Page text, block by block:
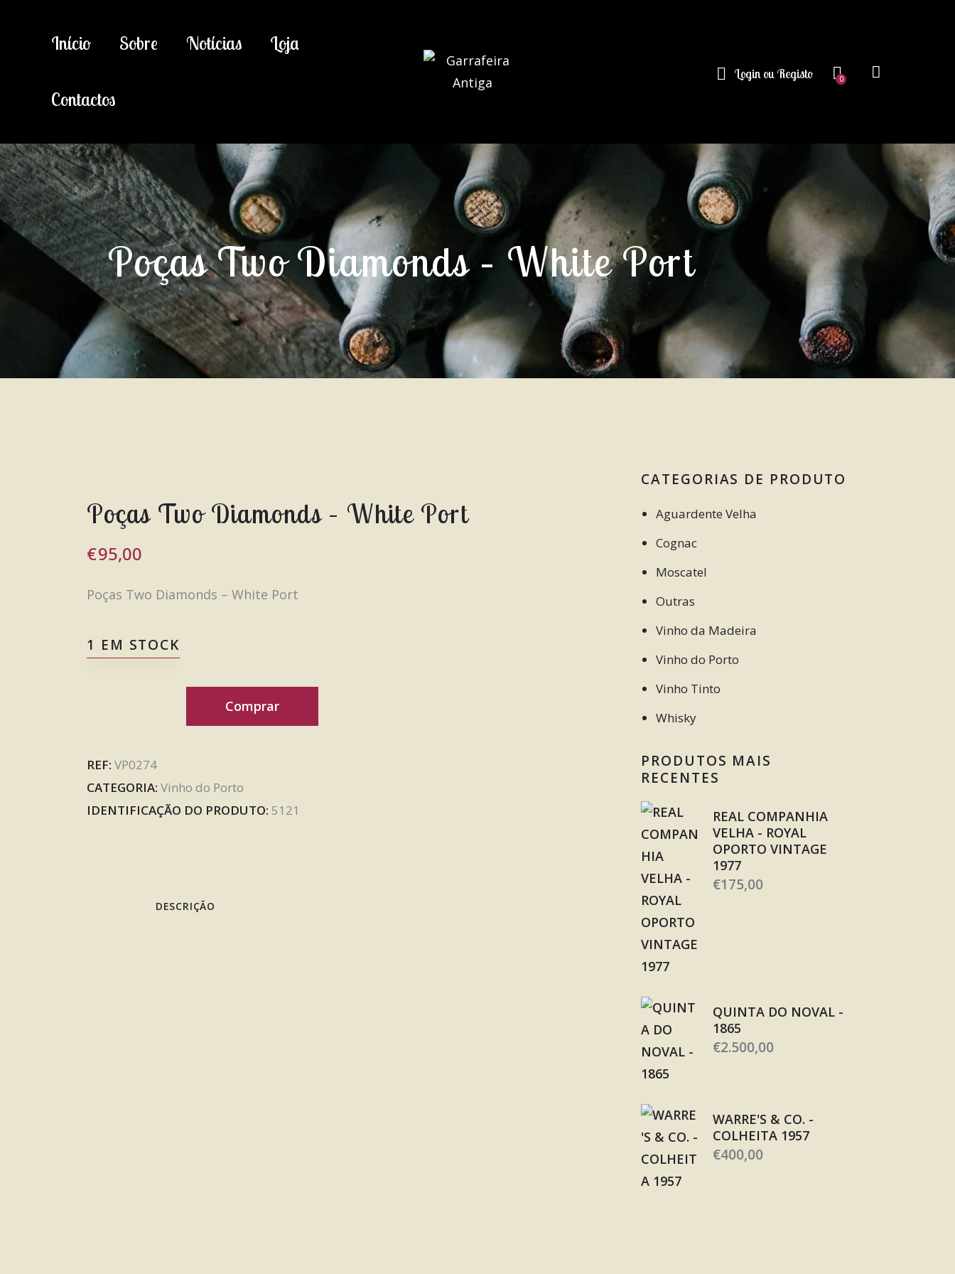
Início Sobre Notícias Loja
Contactos
Login ou Registo 0
Poças Two Diamonds – White Port
Poças Two Diamonds – White Port
€95,00
Poças Two Diamonds – White Port
1 EM STOCK
Comprar
REF: VP0274
CATEGORIA: Vinho do Porto
IDENTIFICAÇÃO DO PRODUTO: 5121
DESCRIÇÃO
CATEGORIAS DE PRODUTO
Aguardente Velha
Cognac
Moscatel
Outras
Vinho da Madeira
Vinho do Porto
Vinho Tinto
Whisky
PRODUTOS MAIS
RECENTES
REAL COMPANHIA
VELHA - ROYAL
OPORTO VINTAGE
1977
€175,00
QUINTA DO NOVAL -
1865
€2.500,00
WARRE'S & CO. -
COLHEITA 1957
€400,00